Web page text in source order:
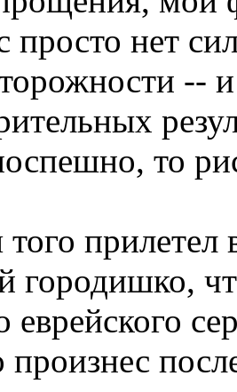
просто нет
--
то
прилетел
городишко,
еврейского